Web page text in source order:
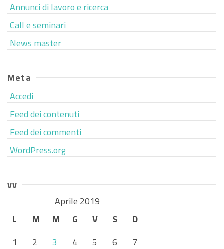
Annunci di lavoro e ricerca
Call e seminari
News master
Meta
Accedi
Feed dei contenuti
Feed dei commenti
WordPress.org
vv
Aprile 2019
L
M M G V S
D
1
2 3 4 5 6
7